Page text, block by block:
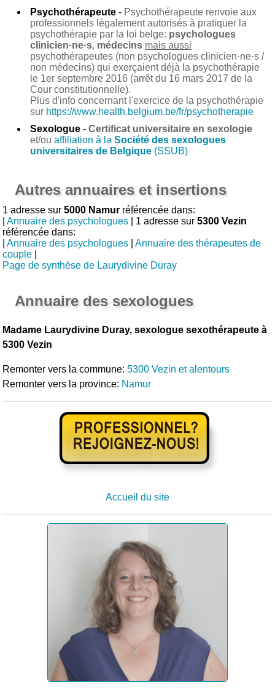
Psychothérapeute - Psychothérapeute renvoie aux
professionnels légalement autorisés à pratiquer la
psychothérapie par la loi belge: psychologues
clinicien·ne·s, médecins mais aussi
psychothérapeutes (non psychologues clinicien·ne·s /
non médecins) qui exerçaient déjà la psychothérapie
le 1er septembre 2016 (arrêt du 16 mars 2017 de la
Cour constitutionnelle).
Plus d'info concernant l'exercice de la psychothérapie
sur https://www.health.belgium.be/fr/psychotherapie
Sexologue -Certificat universitaire en sexologie
et/ouaffiliation à laSociété des sexologues
universitaires de Belgique (SSUB)
Autres annuaires et insertions
1 adresse sur5000 Namur référencée dans:
|Annuaire des psychologues | 1 adresse sur5300 Vezin
référencée dans:
|Annuaire des psychologues |Annuaire des thérapeutes de
couple
Page de synthèse de Laurydivine Duray
Annuaire des sexologues
Madame Laurydivine Duray, sexologue sexothérapeute à
5300 Vezin
Remonter vers la commune:5300 Vezin et alentours
Remonter vers la province: Namur
Accueil du site